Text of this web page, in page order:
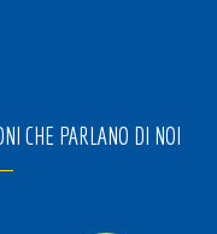
CHE PARLANO DI NOI